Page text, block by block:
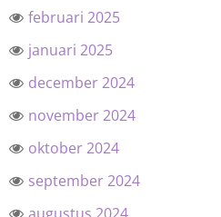
februari 2025
januari 2025
december 2024
november 2024
oktober 2024
september 2024